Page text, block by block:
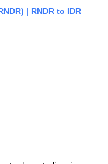
| RNDR to IDR